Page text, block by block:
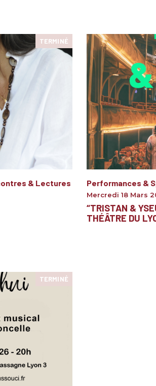
TERMINÉ
& Lectures Performances &
Mercredi 18 Mars
“TRISTAN &
THÉÂTRE DU
TERMINÉ